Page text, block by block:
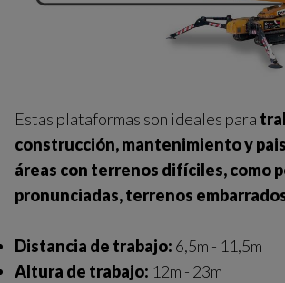
Estas plataformas son ideales para
construcción, mantenimiento y
áreas con terrenos difíciles, como
pronunciadas, terrenos
Distancia de trabajo: 6,5m - 11,5m
Altura de trabajo: 12m - 23m